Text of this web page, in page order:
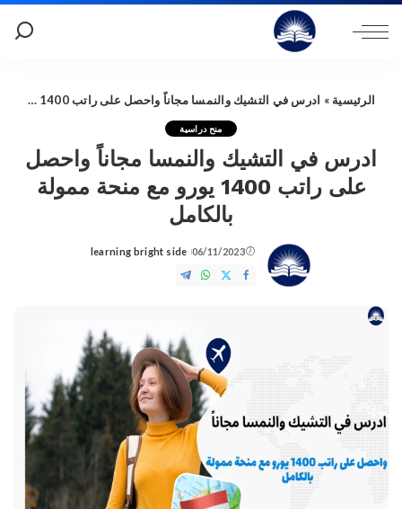
الرئيسية » ادرس في التشيك والنمسا مجاناً واحصل على راتب 1400 يورو مع منحة ممولة بالكامل
منح دراسية
ادرس في التشيك والنمسا مجاناً واحصل
على راتب 1400 يورو مع منحة ممولة
بالكامل
06/11/2023
Posted
by
learning bright side